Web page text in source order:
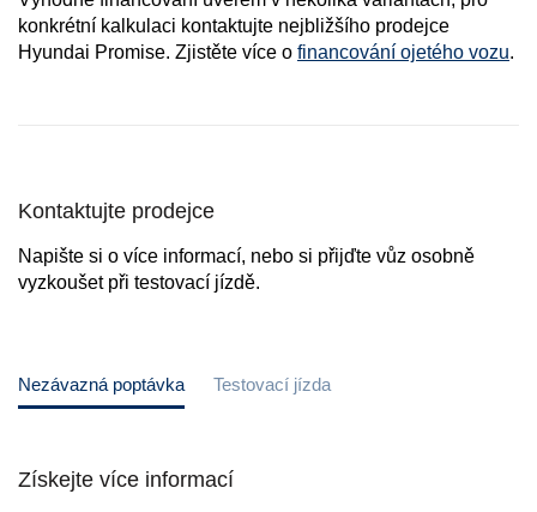
konkrétní kalkulaci kontaktujte nejbližšího prodejce
Hyundai Promise. Zjistěte více o financování ojetého vozu.
Kontaktujte prodejce
Napište si o více informací, nebo si přijďte vůz osobně
vyzkoušet při testovací jízdě.
Nezávazná poptávka Testovací jízda
Získejte více informací